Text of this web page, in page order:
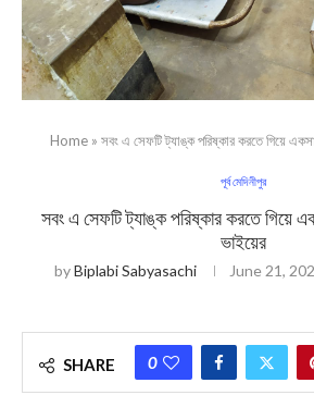
Home» সবং এ সেফটি ট্যাঙ্ক পরিষ্কার করতে গিয়ে
পূর্ব মেদিনীপুর
সবং এ সেফটি ট্যাঙ্ক পরিষ্কার করতে গিয়ে
ভাইয়ের
byBiplabi Sabyasachi June 21,
SHARE 0